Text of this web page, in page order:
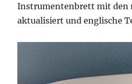
Instrumentenbrett mit den
aktualisiert und englische